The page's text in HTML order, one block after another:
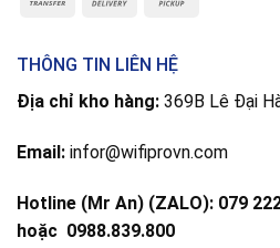
THÔNG TIN LIÊN HỆ
Địa chỉ kho hàng: 369B Lê Đại
Email: infor@wifiprovn.com
Hotline (Mr An) (ZALO): 079
hoặc 0988.839.800